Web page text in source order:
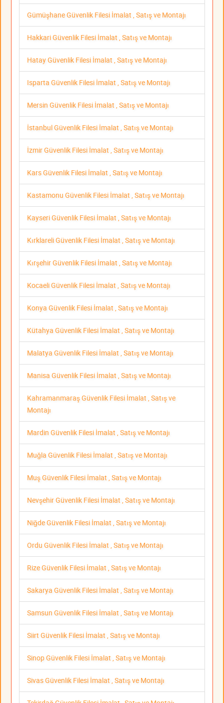
Gümüşhane Güvenlik Filesi İmalat , Satış ve Montajı
Hakkari Güvenlik Filesi İmalat , Satış ve Montajı
Hatay Güvenlik Filesi İmalat , Satış ve Montajı
Isparta Güvenlik Filesi İmalat , Satış ve Montajı
Mersin Güvenlik Filesi İmalat , Satış ve Montajı
İstanbul Güvenlik Filesi İmalat , Satış ve Montajı
İzmir Güvenlik Filesi İmalat , Satış ve Montajı
Kars Güvenlik Filesi İmalat , Satış ve Montajı
Kastamonu Güvenlik Filesi İmalat , Satış ve Montajı
Kayseri Güvenlik Filesi İmalat , Satış ve Montajı
Kırklareli Güvenlik Filesi İmalat , Satış ve Montajı
Kırşehir Güvenlik Filesi İmalat , Satış ve Montajı
Kocaeli Güvenlik Filesi İmalat , Satış ve Montajı
Konya Güvenlik Filesi İmalat , Satış ve Montajı
Kütahya Güvenlik Filesi İmalat , Satış ve Montajı
Malatya Güvenlik Filesi İmalat , Satış ve Montajı
Manisa Güvenlik Filesi İmalat , Satış ve Montajı
Kahramanmaraş Güvenlik Filesi İmalat , Satış ve
Montajı
Mardin Güvenlik Filesi İmalat , Satış ve Montajı
Muğla Güvenlik Filesi İmalat , Satış ve Montajı
Muş Güvenlik Filesi İmalat , Satış ve Montajı
Nevşehir Güvenlik Filesi İmalat , Satış ve Montajı
Niğde Güvenlik Filesi İmalat , Satış ve Montajı
Ordu Güvenlik Filesi İmalat , Satış ve Montajı
Rize Güvenlik Filesi İmalat , Satış ve Montajı
Sakarya Güvenlik Filesi İmalat , Satış ve Montajı
Samsun Güvenlik Filesi İmalat , Satış ve Montajı
Siirt Güvenlik Filesi İmalat , Satış ve Montajı
Sinop Güvenlik Filesi İmalat , Satış ve Montajı
Sivas Güvenlik Filesi İmalat , Satış ve Montajı